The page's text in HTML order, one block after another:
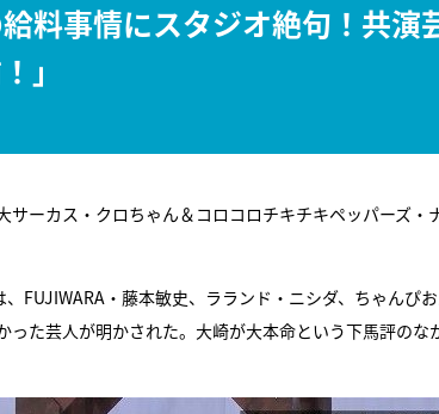
料事情にスタジオ絶句！共演
」
サーカス・クロちゃん＆コロコロチキチキペッパーズ
FUJIWARA・藤本敏史、ラランド・ニシダ、ちゃんぴ
った芸人が明かされた。大崎が大本命という下馬評のな